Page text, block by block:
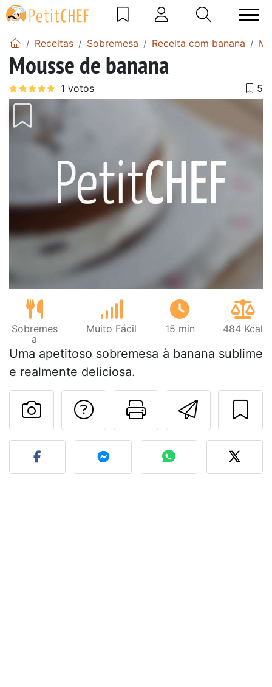
Receitas Sobremesa Receita com banana
Mousse de banana
Sobremes
a
Muito Fácil 15 min 484 Kcal
Uma apetitoso sobremesa à banana sublime
e realmente deliciosa.
Imprima
Falar com o autor
Fez esta receita?